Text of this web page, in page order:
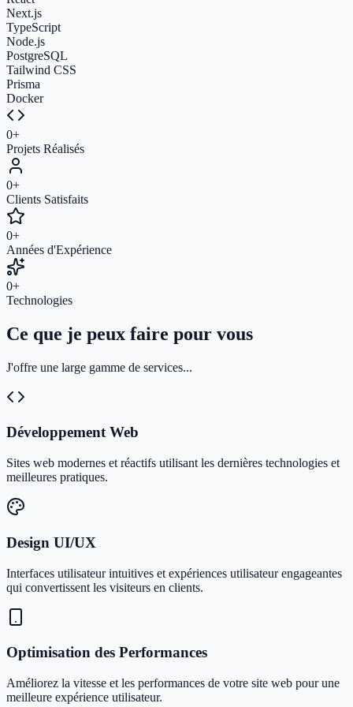
Next.js
TypeScript
Node.js
PostgreSQL
Tailwind CSS
Prisma
Docker
0+
Projets Réalisés
0+
Clients Satisfaits
0+
Années d'Expérience
0+
Technologies
Ce que je peux faire pour vous
J'offre une large gamme de services...
Développement Web
Sites web modernes et réactifs utilisant les dernières technologies et
meilleures pratiques.
Design UI/UX
Interfaces utilisateur intuitives et expériences utilisateur engageantes
qui convertissent les visiteurs en clients.
Optimisation des Performances
Améliorez la vitesse et les performances de votre site web pour une
meilleure expérience utilisateur.